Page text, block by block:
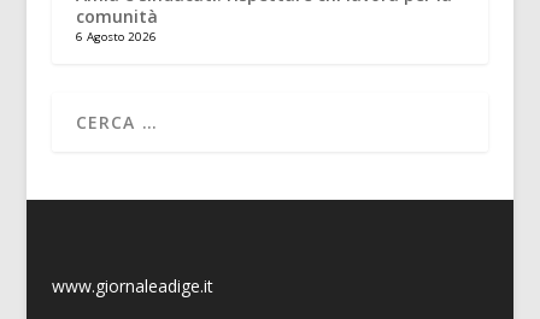
comunità
6 Agosto 2026
www.giornaleadige.it